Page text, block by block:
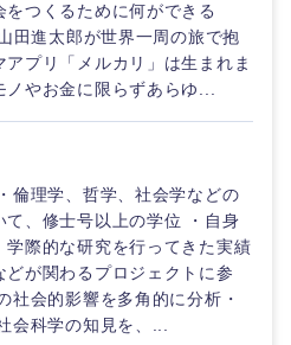
つくるために何ができる
田進太郎が世界一周の旅で抱
プリ「メルカリ」は生まれま
やお金に限らずあらゆ...
倫理学、哲学、社会学などの
て、修士号以上の学位 ・自身
際的な研究を行ってきた実績
どが関わるプロジェクトに参
社会的影響を多角的に分析・
会科学の知見を、...